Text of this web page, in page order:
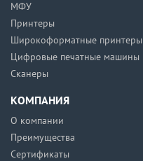
МФУ
Принтеры
Широкоформатные принтеры
Цифровые печатные машины
Сканеры
КОМПАНИЯ
О компании
Преимущества
Сертификаты